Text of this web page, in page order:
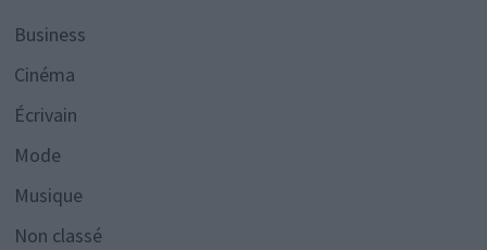
Business
Cinéma
Écrivain
Mode
Musique
Non classé